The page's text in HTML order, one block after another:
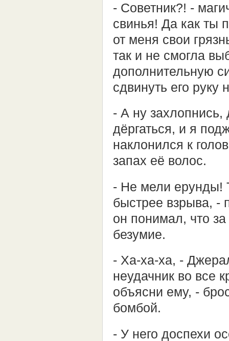
- Советник?! -
свинья! Да как ты
от меня свои
так и не смогла
дополнительную
сдвинуть его руку
- А ну захлопнись,
дёргаться, и я
наклонился к
запах её волос.
- Не мели ерунды!
быстрее взрыва, -
он понимал, что за
безумие.
- Ха-ха-ха, -
неудачник во все
объясни ему, -
бомбой.
- У него доспехи